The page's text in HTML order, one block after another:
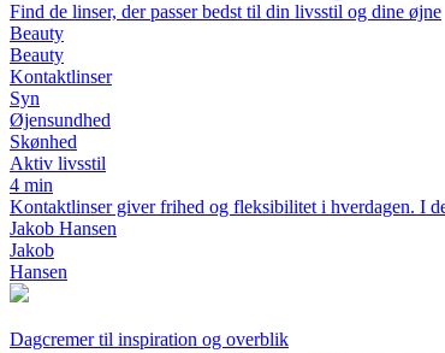
Find de linser, der passer bedst til din livsstil og dine øjne
Beauty
Beauty
Kontaktlinser
Syn
Øjensundhed
Skønhed
Aktiv livsstil
4 min
Kontaktlinser giver frihed og fleksibilitet i hverdagen. I
Jakob Hansen
Jakob
Hansen
Dagcremer til inspiration og overblik